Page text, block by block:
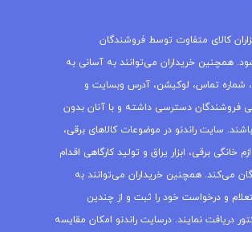
کالای متفاوت توسط فروشندگان
همچنین خریداران می‌توانند به آسانی به
تماس، لوکیشن، آدرس وبسایت و
فروشندگان دسترسی داشته و با آنان بدون
سایت راندنو در موضوعات کالاهای برقی،
خانگی برقی، ابزار یراق و تولید کارگاهی اقدام
می‌کند. همچنین خریداران می‌توانند به
و درخواست خود را ثبت و از چندین
دریافت نمایند. درسایت راندنو امکان مقایسه